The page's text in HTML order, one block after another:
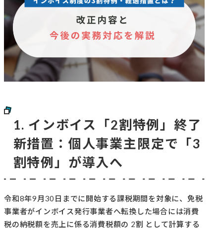
1. インボイス「2割特例」終了
新措置：個人事業主限定で「3
割特例」が導入へ
令和8年9月30日までに開始する課税期間を対象に、免税
事業者がインボイス発行事業者へ転換した場合には消費
税の納税額を売上に係る消費税額の 2割 として計算する